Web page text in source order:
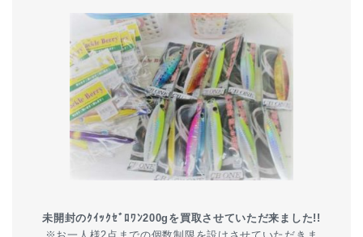
未開封のｸｲｯｸｾﾞﾛﾜﾝ200gを買取させていただ来ました!!